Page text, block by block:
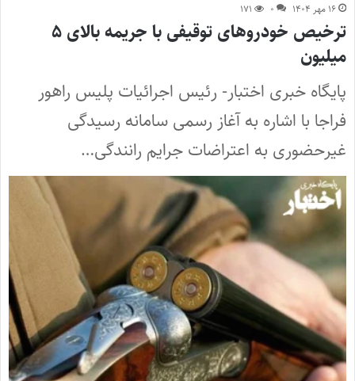
۱۶ مهر ۱۴۰۴ ۰ ۱۷۱
ترخیص خودروهای توقیفی با جریمه بالای ۵
میلیون
پایگاه خبری اختبار- رئیس اجرائیات پلیس راهور
فراجا با اشاره به آغاز رسمی سامانه رسیدگی
غیرحضوری به اعتراضات جرایم رانندگی…